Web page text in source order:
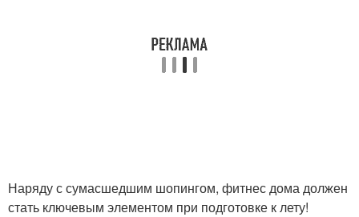
Наряду с сумасшедшим шопингом, фитнес дома должен
стать ключевым элементом при подготовке к лету!